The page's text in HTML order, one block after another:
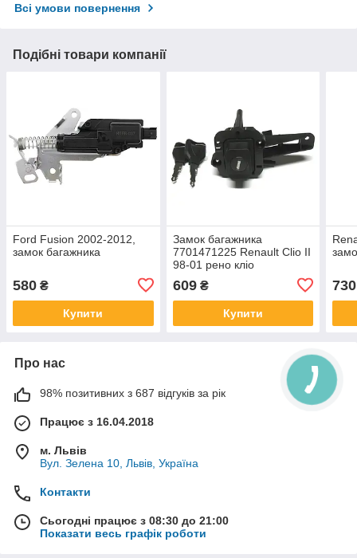
Всі умови повернення
Подібні товари компанії
Ford Fusion 2002-2012,
замок багажника
580 ₴
Купити
Замок багажника
7701471225 Renault Clio II
98-01 рено кліо
609₴
Купити
730
Про нас
98% позитивних з 687 відгуків за рік
Працює з 16.04.2018
м. Львів
Вул. Зелена 10, Львів, Україна
Контакти
Сьогодні працює з 08:30 до 21:00
Показати весь графік роботи